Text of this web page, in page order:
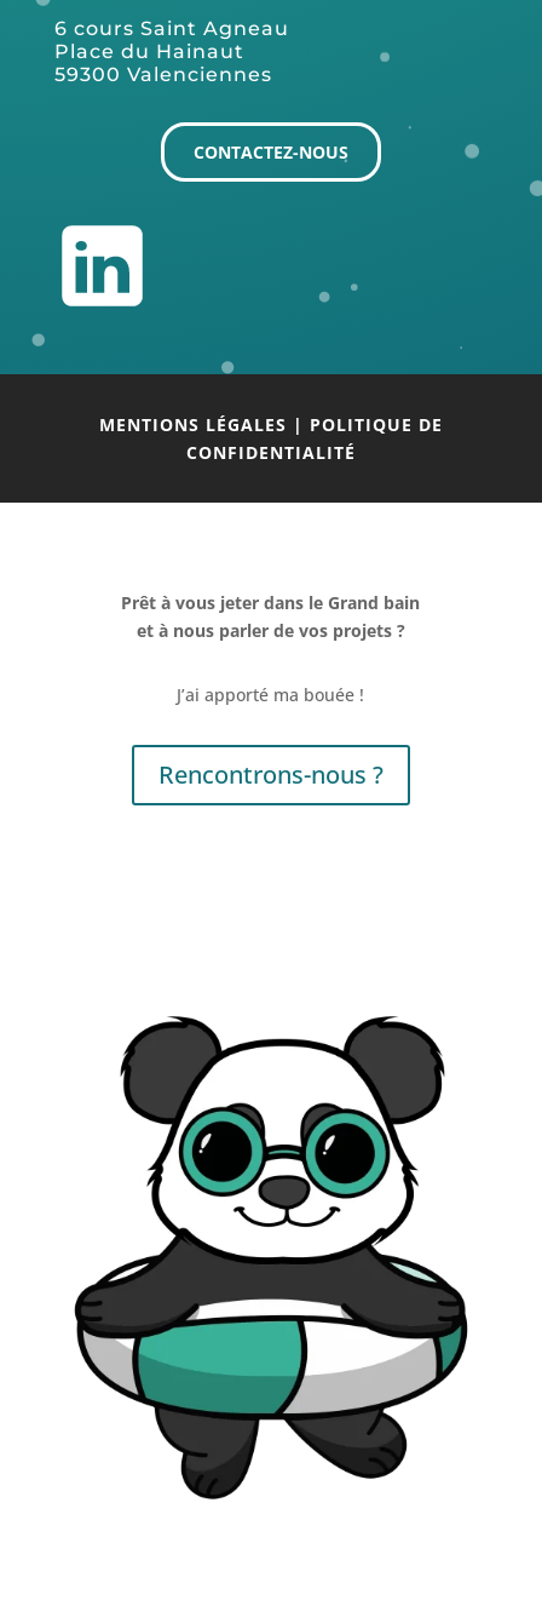
6 cours Saint Agneau
Place du Hainaut
59300 Valenciennes
CONTACTEZ-NOUS
MENTIONS LÉGALES | POLITIQUE DE
CONFIDENTIALITÉ
Prêt à vous jeter dans le Grand bain
et à nous parler de vos projets ?
J’ai apporté ma bouée !
Rencontrons-nous ?